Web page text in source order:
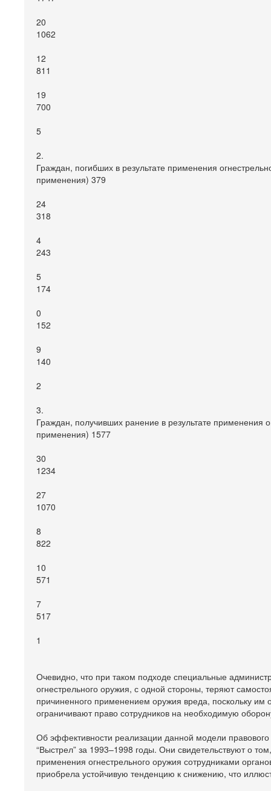
20
1062
12
811
19
700
5
2.
Граждан, погибших в результате применения
применения) 379
24
318
4
243
5
174
0
152
9
140
2
3.
Граждан, получивших ранение в результате применения
применения) 1577
30
1234
27
1070
8
822
10
571
7
517
1
Очевидно, что при таком подходе специальные
огнестрельного оружия, с одной стороны, теряют
причиненного применением оружия вреда, поскольку
ограничивают право сотрудников на необходимую
Об эффективности реализации данной модели
“Выстрел” за 1993–1998 годы. Они свидетельствуют о
применения огнестрельного оружия сотрудниками
приобрела устойчивую тенденцию к снижению, что